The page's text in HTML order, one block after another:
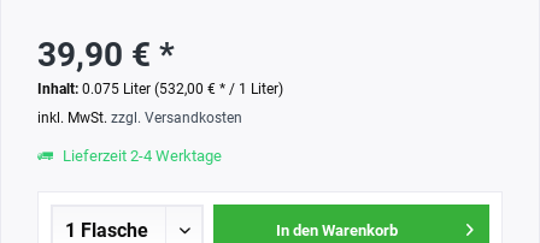
39,90 € *
Inhalt: 0.075 Liter (532,00 € * / 1 Liter)
inkl. MwSt. zzgl. Versandkosten
Lieferzeit 2-4 Werktage
In den Warenkorb